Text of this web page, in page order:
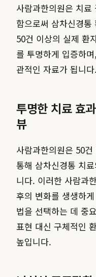
사람과한의원은 치
함으로써 삼차신경
50건 이상의 실제 환
를 투명하게 입증하
관적인 자료가 됩니다.
투명한 치료 효
뷰
사람과한의원은 50
통해 삼차신경통 치
니다. 이러한 사람과
후의 변화를 생생하
법을 선택하는 데 중
표현 대신 구체적인
높입니다.